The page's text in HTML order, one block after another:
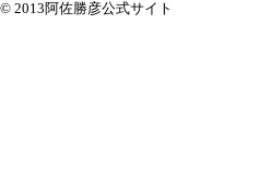
© 2013阿佐勝彦公式サイト